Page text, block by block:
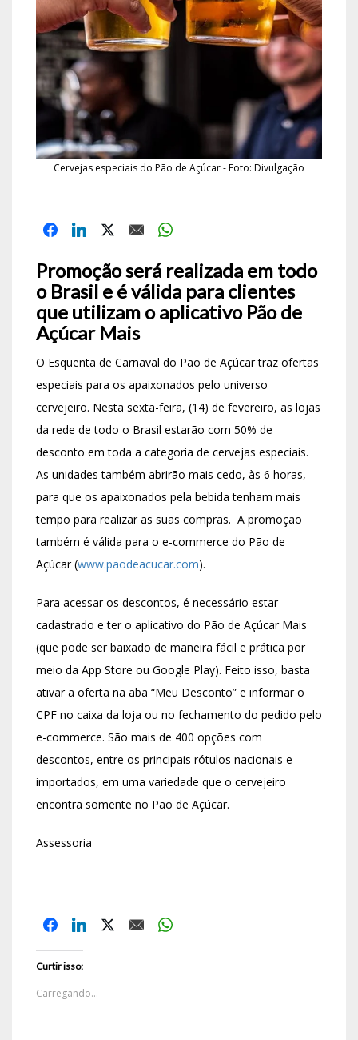
Cervejas especiais do Pão de Açúcar - Foto: Divulgação
Promoção será realizada em todo
o Brasil e é válida para clientes
que utilizam o aplicativo Pão de
Açúcar Mais
O Esquenta de Carnaval do Pão de Açúcar traz ofertas
especiais para os apaixonados pelo universo
cervejeiro. Nesta sexta-feira, (14) de fevereiro, as lojas
da rede de todo o Brasil estarão com 50% de
desconto em toda a categoria de cervejas especiais.
As unidades também abrirão mais cedo, às 6 horas,
para que os apaixonados pela bebida tenham mais
tempo para realizar as suas compras. A promoção
também é válida para o e-commerce do Pão de
Açúcar (www.paodeacucar.com).
Para acessar os descontos, é necessário estar
cadastrado e ter o aplicativo do Pão de Açúcar Mais
(que pode ser baixado de maneira fácil e prática por
meio da App Store ou Google Play). Feito isso, basta
ativar a oferta na aba “Meu Desconto” e informar o
CPF no caixa da loja ou no fechamento do pedido pelo
e-commerce. São mais de 400 opções com
descontos, entre os principais rótulos nacionais e
importados, em uma variedade que o cervejeiro
encontra somente no Pão de Açúcar.
Assessoria
Curtir isso:
Carregando...